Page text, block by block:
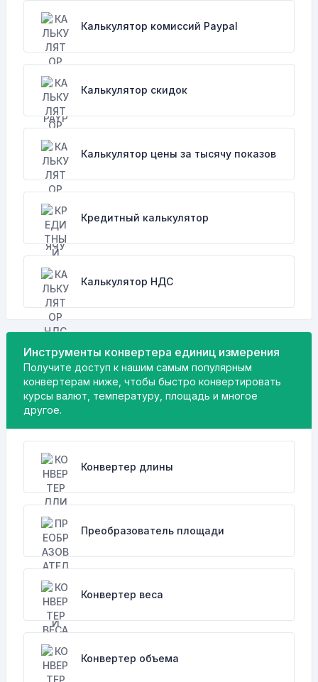
Калькулятор комиссий Paypal
Калькулятор скидок
Калькулятор цены за тысячу показов
Кредитный калькулятор
Калькулятор НДС
Инструменты конвертера единиц измерения
Получите доступ к нашим самым популярным
конвертерам ниже, чтобы быстро конвертировать
курсы валют, температуру, площадь и многое
другое.
Конвертер длины
Преобразователь площади
Конвертер веса
Конвертер объема